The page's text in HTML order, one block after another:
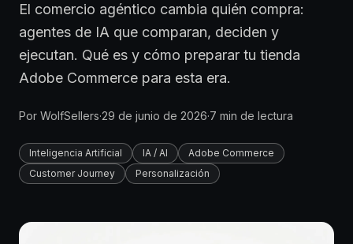
El comercio agéntico cambia quién compra:
agentes de IA que comparan, deciden y
ejecutan. Qué es y cómo preparar tu tienda
Adobe Commerce para esta era.
Por WolfSellers·29 de junio de 2026·7 min de lectura
Inteligencia Artificial IA / AI
Adobe Commerce
Customer Journey
Personalización